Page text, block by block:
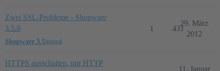
Zwei SSL-Probleme - Shopware
3.5.6
Shopware 3.5general
1 431
29. März
2012
HTTPS ausschalten, nur HTTP
11. Januar